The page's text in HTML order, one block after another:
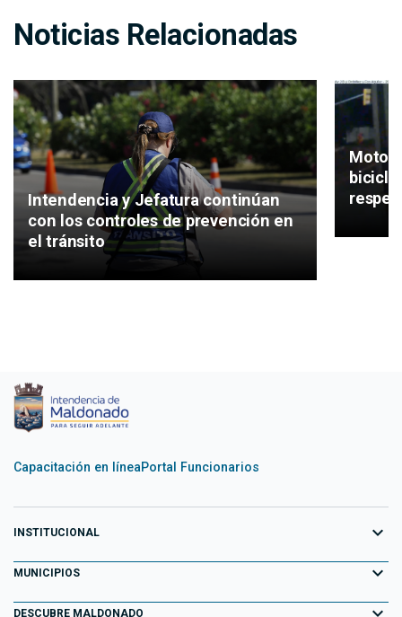
Noticias Relacionadas
Intendencia y Jefatura continúan
con los controles de prevención en
el tránsito
Capacitación en líneaPortal Funcionarios
INSTITUCIONAL expand_more
Equipo de Gobierno
Primeros 100 días
MUNICIPIOS expand_more
Aiguá
DESCUBRE MALDONADO